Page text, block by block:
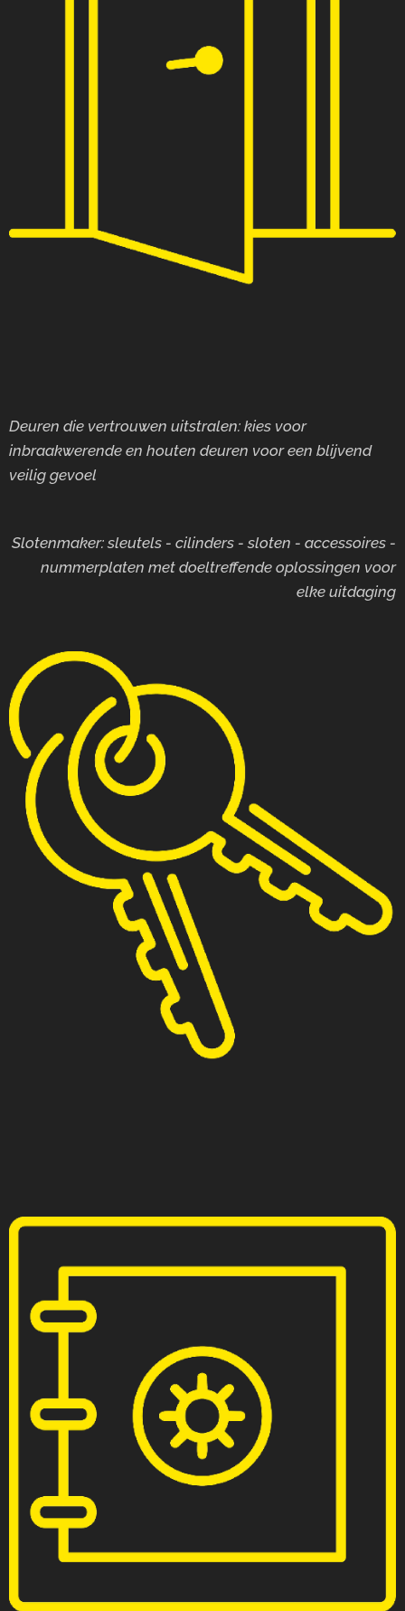
Deuren die vertrouwen uitstralen: kies voor
inbraakwerende en houten deuren vooreen blijvend
veilig gevoel
Slotenmaker: sleutels - cilinders - sloten - accessoires -
nummerplaten met doeltreffende oplossingen voor
elke uitdaging